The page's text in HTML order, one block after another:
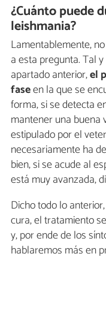
¿Cuánto puede
leishmania?
Lamentablemente,
a esta pregunta. Tal
apartado anterior,el
faseen la que se
forma, si se detecta
mantener una buena
estipulado por el
necesariamente ha
bien, si se acude al
está muy avanzada,
Dicho todo lo
cura, el tratamiento
y, por ende de los
hablaremos más en